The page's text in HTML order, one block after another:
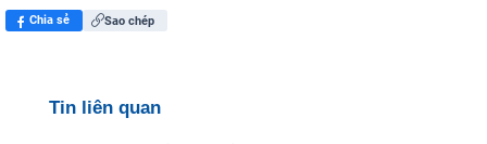
Chia sẻ Sao chép
Tin liên quan